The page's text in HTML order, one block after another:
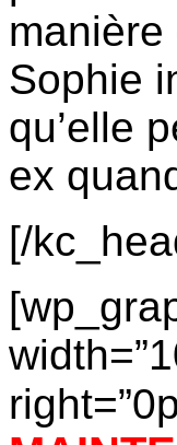
Sophie
qu’elle
ex
[/